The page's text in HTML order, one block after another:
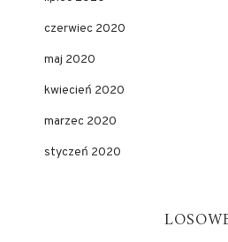
czerwiec 2020
maj 2020
kwiecień 2020
marzec 2020
styczeń 2020